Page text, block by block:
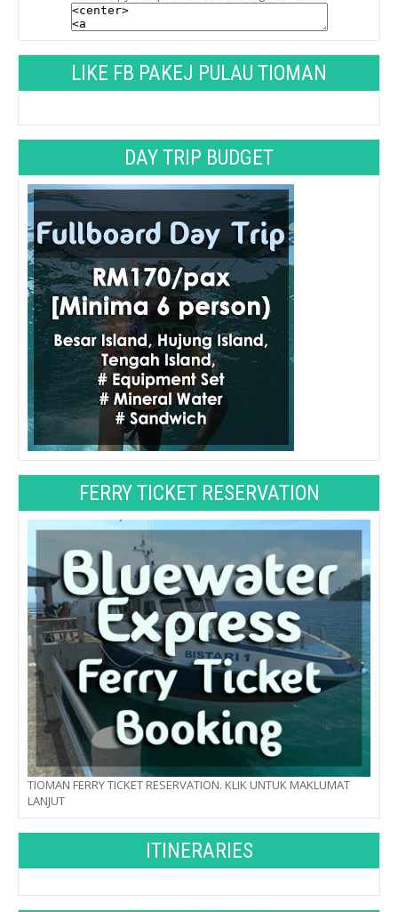
LIKE FB PAKEJ PULAU TIOMAN
DAY TRIP BUDGET
FERRY TICKET RESERVATION
TIOMAN FERRY TICKET RESERVATION. KLIK UNTUK MAKLUMAT
LANJUT
ITINERARIES